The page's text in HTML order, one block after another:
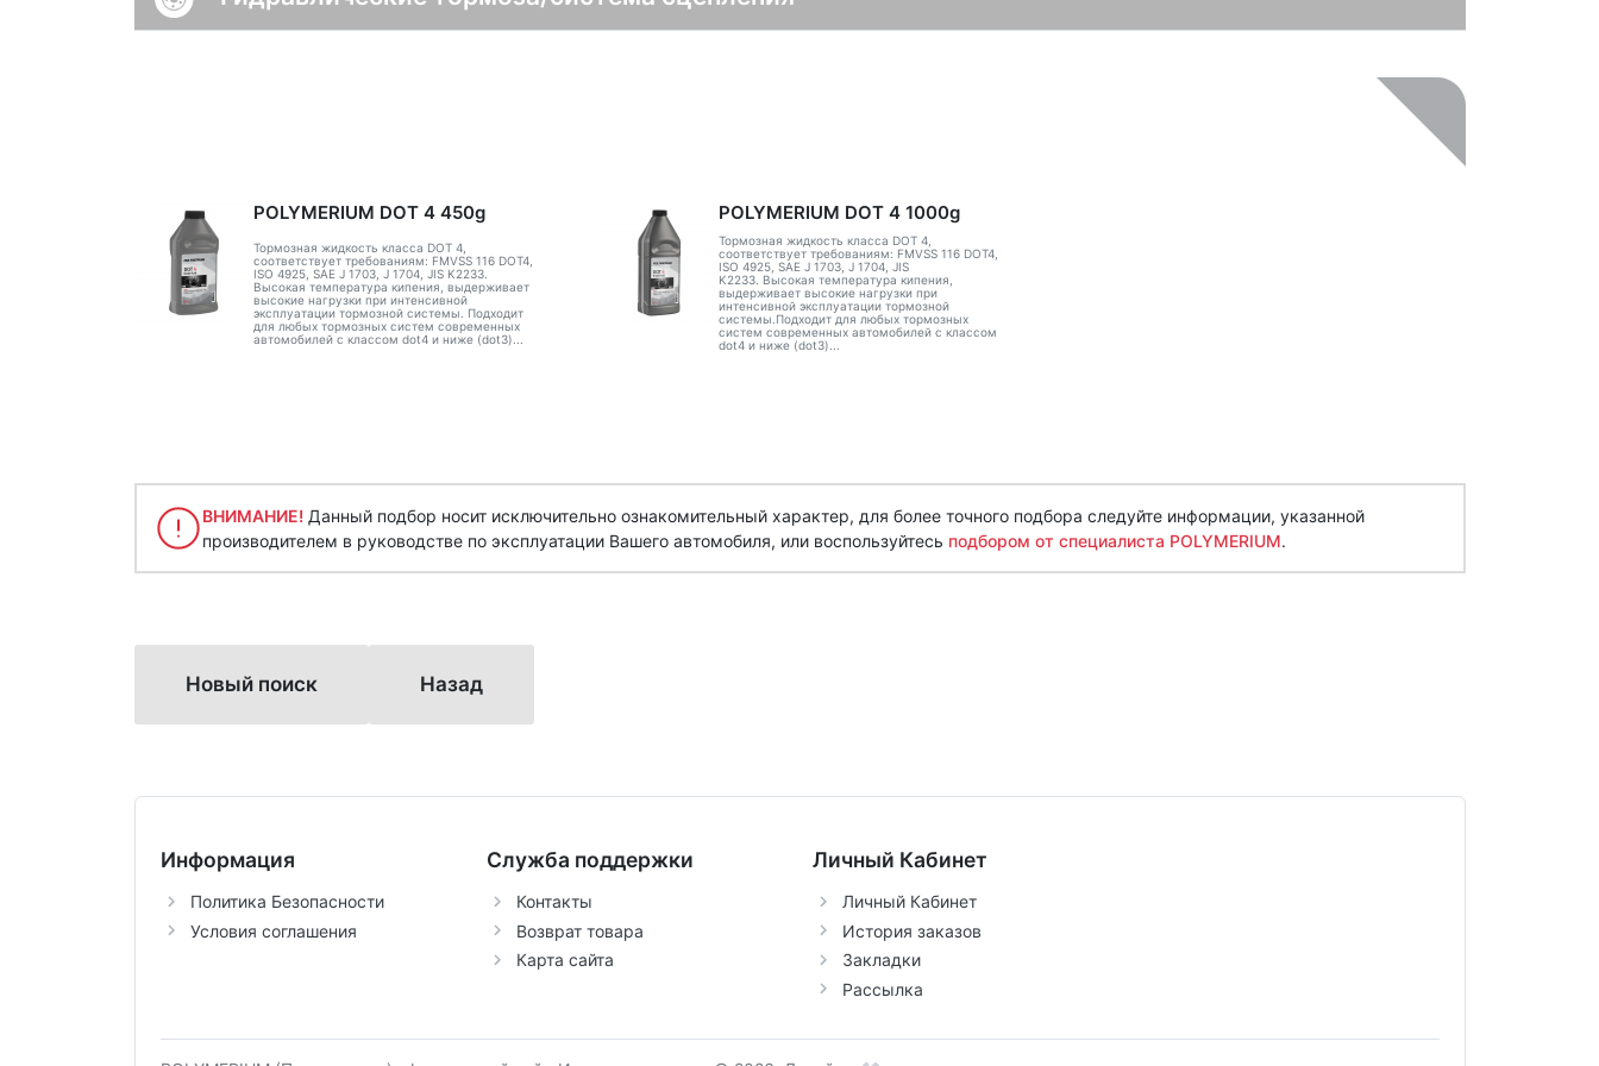
POLYMERIUM DOT 4 450g
Тормозная жидкость класса DOT 4,
соответствует требованиям: FMVSS 116 DOT4,
ISO 4925, SAE J 1703, J 1704, JIS K2233.
Высокая температура кипения, выдерживает
высокие нагрузки при интенсивной
эксплуатации тормозной системы. Подходит
для любых тормозных систем современных
автомобилей с классом dot4 и ниже (dot3)...
POLYMERIUM DOT 4 1000g
Тормозная жидкость класса DOT 4,
соответствует требованиям: FMVSS 116 DOT4,
ISO 4925, SAE J 1703, J 1704, JIS
K2233. Высокая температура кипения,
выдерживает высокие нагрузки при
интенсивной эксплуатации тормозной
системы.Подходит для любых тормозных
систем современных автомобилей с классом
dot4 и ниже (dot3)...
ВНИМАНИЕ! Данный подбор носит исключительно ознакомительный характер, для более точного подбора следуйте информации, указанной
производителем в руководстве по эксплуатации Вашего автомобиля, или воспользуйтесь подбором от специалиста POLYMERIUM.
Новый поиск Назад
Информация
Политика Безопасности
Условия соглашения
Служба поддержки
Контакты
Возврат товара
Карта сайта
Личный Кабинет
Личный Кабинет
История заказов
Закладки
Рассылка